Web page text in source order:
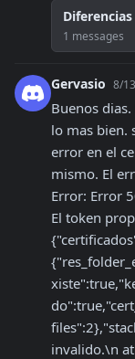
1 messages
Gervasio 8/
Buenos
lo mas bien.
error en el
mismo. El
Error: Error
El token
invalido.\n